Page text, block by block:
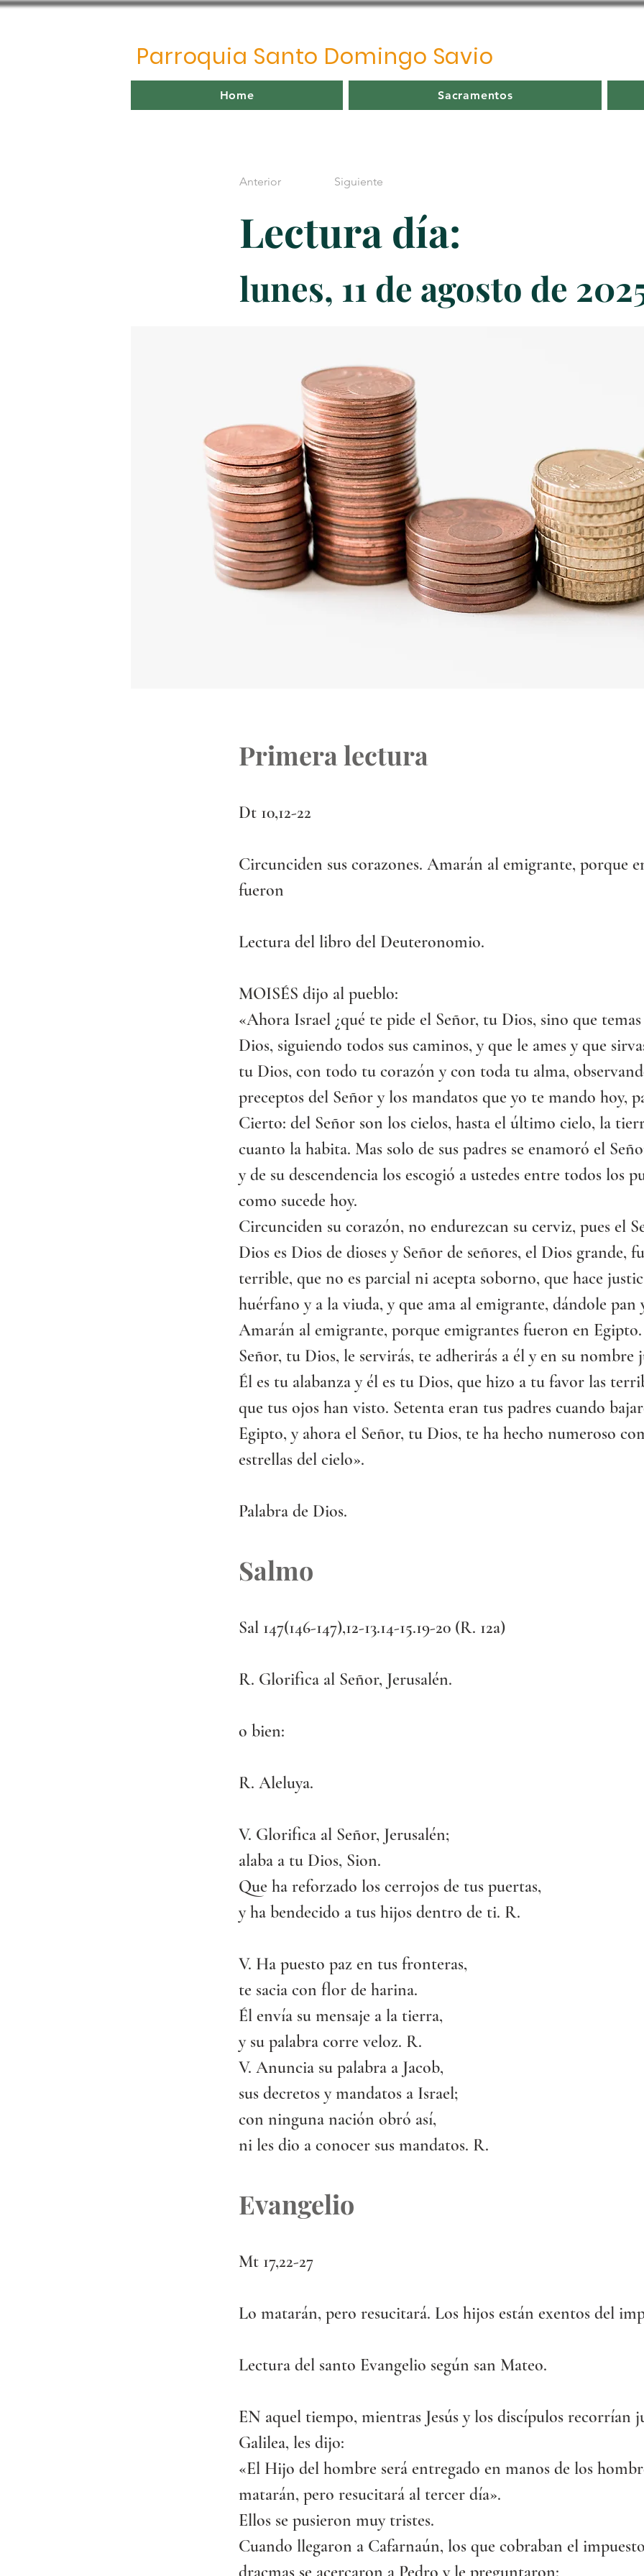
Parroquia Santo Domingo Savio
Home Sacramentos
Anterior Siguiente
Lectura día:
lunes, 11 de agosto de
Primera lectura
Dt 10,12-22
Circunciden sus corazones. Amarán al emigrante, porque
fueron
Lectura del libro del Deuteronomio.
MOISÉS dijo al pueblo:
«Ahora Israel ¿qué te pide el Señor, tu Dios, sino que
Dios, siguiendo todos sus caminos, y que le ames y que
tu Dios, con todo tu corazón y con toda tu alma,
preceptos del Señor y los mandatos que yo te mando hoy,
Cierto: del Señor son los cielos, hasta el último cielo, la
cuanto la habita. Mas solo de sus padres se enamoró el
y de su descendencia los escogió a ustedes entre todos los
como sucede hoy.
Circunciden su corazón, no endurezcan su cerviz, pues el
Dios es Dios de dioses y Señor de señores, el Dios grande,
terrible, que no es parcial ni acepta soborno, que hace
huérfano y a la viuda, y que ama al emigrante, dándole pan
Amarán al emigrante, porque emigrantes fueron en Egipto.
Señor, tu Dios, le servirás, te adherirás a él y en su nombre
Él es tu alabanza y él es tu Dios, que hizo a tu favor las
que tus ojos han visto. Setenta eran tus padres cuando
Egipto, y ahora el Señor, tu Dios, te ha hecho numeroso
estrellas del cielo».
Palabra de Dios.
Salmo
Sal 147(146-147),12-13.14-15.19-20 (R. 12a)
R. Glorifica al Señor, Jerusalén.
o bien:
R. Aleluya.
V. Glorifica al Señor, Jerusalén;
alaba a tu Dios, Sion.
Que ha reforzado los cerrojos de tus puertas,
y ha bendecido a tus hijos dentro de ti. R.
V. Ha puesto paz en tus fronteras,
te sacia con flor de harina.
Él envía su mensaje a la tierra,
y su palabra corre veloz. R.
V. Anuncia su palabra a Jacob,
sus decretos y mandatos a Israel;
con ninguna nación obró así,
ni les dio a conocer sus mandatos. R.
Evangelio
Mt 17,22-27
Lo matarán, pero resucitará. Los hijos están exentos del
Lectura del santo Evangelio según san Mateo.
EN aquel tiempo, mientras Jesús y los discípulos recorrían
Galilea, les dijo:
«El Hijo del hombre será entregado en manos de los
matarán, pero resucitará al tercer día».
Ellos se pusieron muy tristes.
Cuando llegaron a Cafarnaún, los que cobraban el